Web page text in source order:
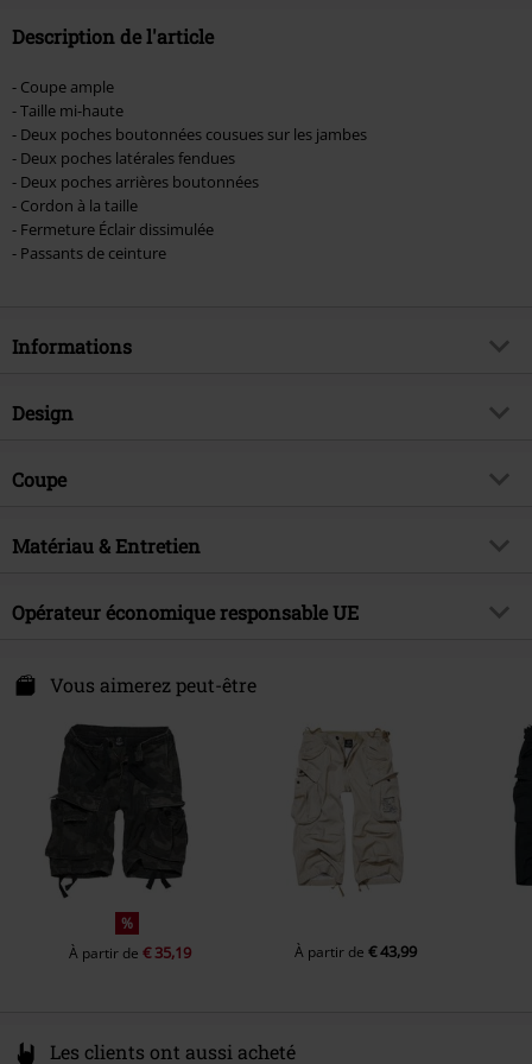
Description de l'article
- Coupe ample
- Taille mi-haute
- Deux poches boutonnées cousues sur les jambes
- Deux poches latérales fendues
- Deux poches arrières boutonnées
- Cordon à la taille
- Fermeture Éclair dissimulée
- Passants de ceinture
Informations
Article n°.
Brand
Thématiques
CasualWear, RockWear, Festival
Collection
Homme
Design
Catégorie de produit
Couleur
Coupe
Longueur du vêtement
Matériau & Entretien
Matière extérieure
65% Polyester, 35% Coton
Opérateur économique responsable UE
Spichernstraße 6A
Germany
info@brandit-wear.com
Vous aimerez peut-être
%
À partir de€ 35,19 À partir de € 43,99
Les clients ont aussi acheté